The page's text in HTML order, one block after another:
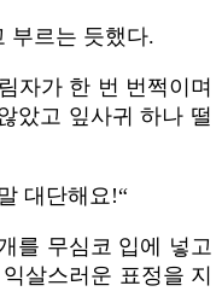
부르는 듯했다.
자가 한 번 번쩍이며
았고 잎사귀 하나 떨
대단해요!“
를 무심코 입에 넣고
살스러운 표정을 지